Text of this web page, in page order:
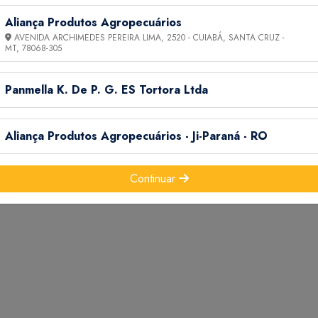
DO BRASIL, RIO DE JANEIRO, ESPÍRITO SANTO, REGIÃO
AGOSTO SETEMBRO OUTUBRO NOVEMBRO
Aliança Produtos Agropecuários
AVENIDA ARCHIMEDES PEREIRA LIMA, 2520 - CUIABÁ, SANTA CRUZ -
MT, 78068-305
Panmella K. De P. G. ES Tortora Ltda
Aliança Produtos Agropecuários - Ji-Paraná - RO
Continuar